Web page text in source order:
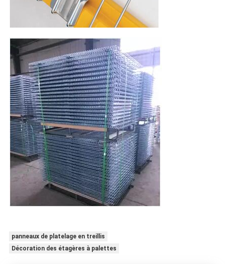
panneaux de platelage en treillis
Décoration des étagères à palettes